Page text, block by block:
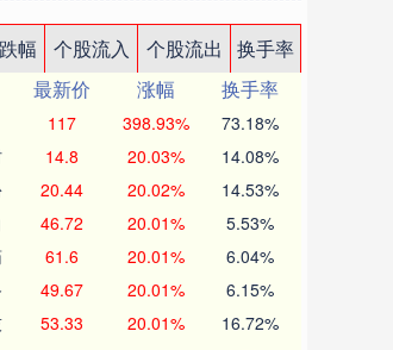
幅 个股流入 个股流出
换手率
最新价 涨幅
换手率
117 398.93% 73.18%
14.8 20.03% 14.08%
20.44 20.02% 14.53%
46.72 20.01% 5.53%
61.6 20.01% 6.04%
49.67 20.01% 6.15%
53.33 20.01% 16.72%